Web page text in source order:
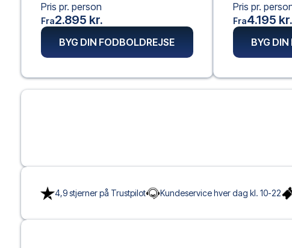
4,9 stjerner på Trustpilot Kundeservice hver dag kl. 10-22
Pris pr. person
Fra2.895 kr.
BYG DIN FODBOLDREJSE
Pris pr.
Fra4.195 kr.
BYG